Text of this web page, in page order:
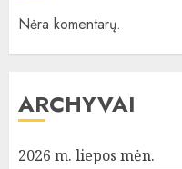
Nėra komentarų.
ARCHYVAI
2026 m. liepos mėn.